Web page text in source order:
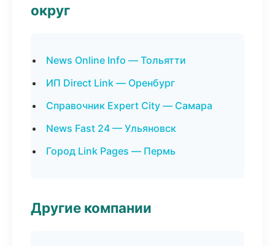
округ
News Online Info — Тольятти
ИП Direct Link — Оренбург
Справочник Expert City — Самара
News Fast 24 — Ульяновск
Город Link Pages — Пермь
Другие компании